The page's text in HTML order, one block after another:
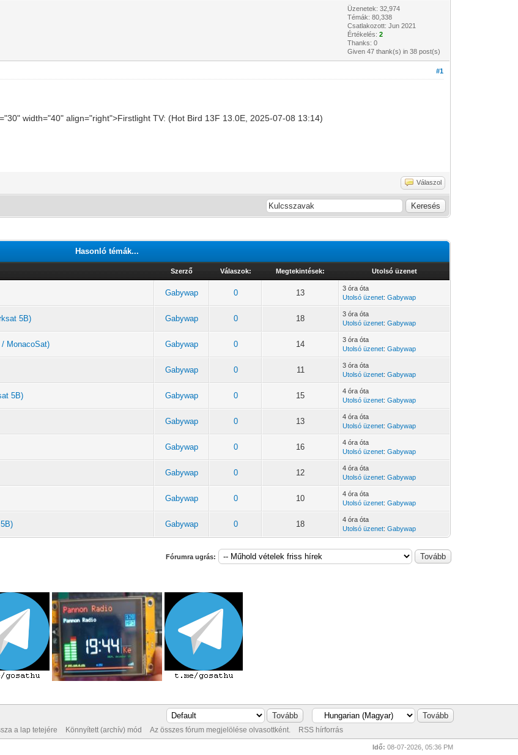
Üzenetek: 32,974
Témák: 80,338
Csatlakozott: Jun 2021
Értékelés:2
Thanks: 0
Given 47 thank(s) in 38 post(s)
#1
width="40" align="right">Firstlight TV: (Hot Bird 13F 13.0E, 2025-07-08 13:14)
Válaszol
Hasonló témák...
Szerző Válaszok: Megtekintések: Utolsó üzenet
Gabywap 0 13
3 óra óta
Utolsó üzenet:Gabywap
5B) Gabywap 0 18
3 óra óta
Utolsó üzenet:Gabywap
MonacoSat) Gabywap 0 14
3 óra óta
Utolsó üzenet:Gabywap
Gabywap 0 11
3 óra óta
Utolsó üzenet:Gabywap
5B) Gabywap 0 15
4 óra óta
Utolsó üzenet:Gabywap
Gabywap 0 13
4 óra óta
Utolsó üzenet:Gabywap
Gabywap 0 16
4 óra óta
Utolsó üzenet:Gabywap
Gabywap 0 12
4 óra óta
Utolsó üzenet:Gabywap
Gabywap 0 10
4 óra óta
Utolsó üzenet:Gabywap
Gabywap 0 18
4 óra óta
Utolsó üzenet:Gabywap
Fórumra ugrás:
a lap tetejére Könnyített (archív) mód Az összes fórum megjelölése olvasottként. RSS hírforrás
Idő: 08-07-2026, 05:36 PM